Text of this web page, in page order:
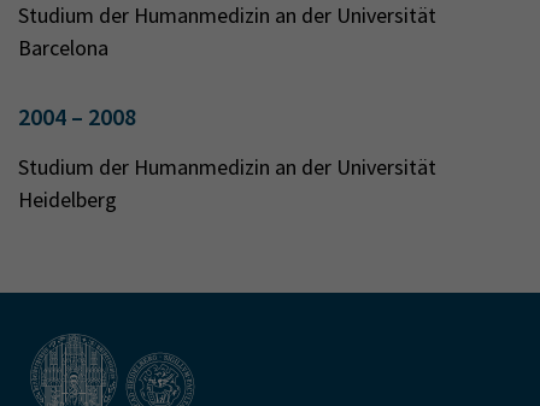
Studium der Humanmedizin an der Universität
Barcelona
2004 – 2008
Studium der Humanmedizin an der Universität
Heidelberg